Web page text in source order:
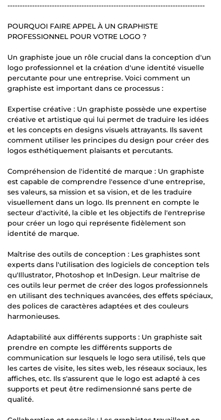
--------------------------------------------------------------------------------
POURQUOI FAIRE APPEL À UN GRAPHISTE
PROFESSIONNEL POUR VOTRE LOGO ?
Un graphiste joue un rôle crucial dans la conception d'un
logo professionnel et la création d'une identité visuelle
percutante pour une entreprise. Voici comment un
graphiste est important dans ce processus :
Expertise créative : Un graphiste possède une expertise
créative et artistique qui lui permet de traduire les idées
et les concepts en designs visuels attrayants. Ils savent
comment utiliser les principes du design pour créer des
logos esthétiquement plaisants et percutants.
Compréhension de l'identité de marque : Un graphiste
est capable de comprendre l'essence d'une entreprise,
ses valeurs, sa mission et sa vision, et de les traduire
visuellement dans un logo. Ils prennent en compte le
secteur d'activité, la cible et les objectifs de l'entreprise
pour créer un logo qui représente fidèlement son
identité de marque.
Maîtrise des outils de conception : Les graphistes sont
experts dans l'utilisation des logiciels de conception tels
qu'Illustrator, Photoshop et InDesign. Leur maîtrise de
ces outils leur permet de créer des logos professionnels
en utilisant des techniques avancées, des effets spéciaux,
des polices de caractères adaptées et des couleurs
harmonieuses.
Adaptabilité aux différents supports : Un graphiste sait
prendre en compte les différents supports de
communication sur lesquels le logo sera utilisé, tels que
les cartes de visite, les sites web, les réseaux sociaux, les
affiches, etc. Ils s'assurent que le logo est adapté à ces
supports et peut être redimensionné sans perte de
qualité.